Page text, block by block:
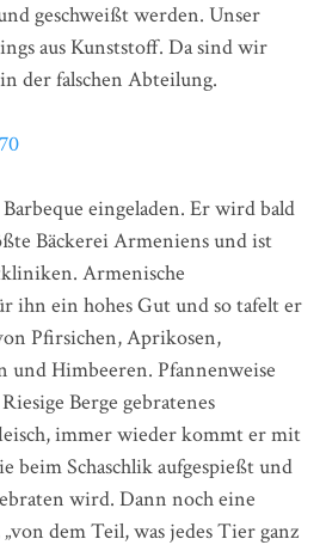
geschweißt werden. Unser
aus Kunststoff. Da sind wir
der falschen Abteilung.
eingeladen. Er wird bald
Bäckerei Armeniens und ist
Armenische
ihn ein hohes Gut und so tafelt er
Pfirsichen, Aprikosen,
und Himbeeren. Pfannenweise
Berge gebratenes
immer wieder kommt er mit
beim Schaschlik aufgespießt und
wird. Dann noch eine
dem Teil, was jedes Tier ganz